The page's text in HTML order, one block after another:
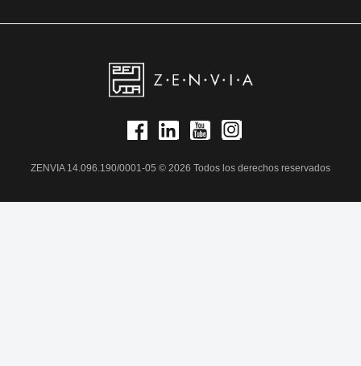
ZENVIA 14.096.190/0001-05 © 2026 Todos los derechos reservados